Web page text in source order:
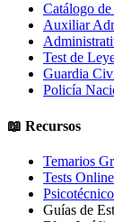
Catálogo
Auxiliar
Test de
Guardia
Policía
📖 Recursos
Temarios
Tests Online
Guías de